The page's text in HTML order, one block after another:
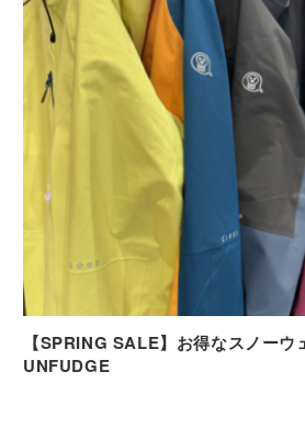
【SPRING SALE】お得なスノーウ
UNFUDGE